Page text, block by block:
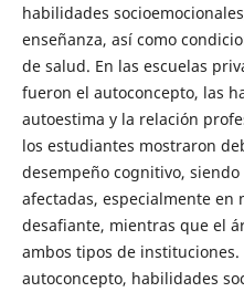
habilidades
enseñanza, así como
de salud. En las escuelas
fueron el autoconcepto, las
autoestima y la relación
los estudiantes mostraron
desempeño cognitivo,
afectadas, especialmente en
desafiante, mientras que el
ambos tipos de instituciones.
autoconcepto, habilidades